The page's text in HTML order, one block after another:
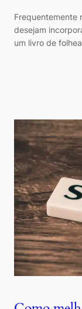
Frequentemente
desejam
um livro de